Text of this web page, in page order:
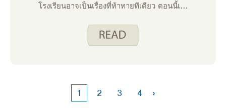
โรงเรียนอาจเป็นเรื่องที่ท้าทายทีเดียว ตอนนี้เรา
ตอนเช้าของเราจะผ่อนคลายขึ้นเล็กน้อย แต่วัน
เวลาของเราจะเต็มไปด้วยกิจกรรมสภาพอากาศที่
1 2 3 4 ›